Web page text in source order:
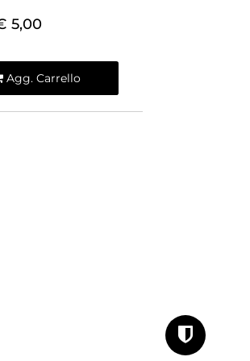
5,00
Agg. Carrello